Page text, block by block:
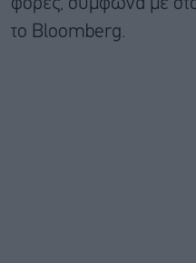
φορές, σύμφωνα με
το Bloomberg.